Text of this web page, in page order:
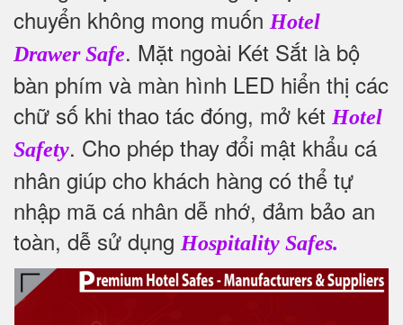
chuyển không mong muốn Hotel
Drawer Safe. Mặt ngoài Két Sắt là bộ
bàn phím và màn hình LED hiển thị các
chữ số khi thao tác đóng, mở két Hotel
Safety. Cho phép thay đổi mật khẩu cá
nhân giúp cho khách hàng có thể tự
nhập mã cá nhân dễ nhớ, đảm bảo an
toàn, dễ sử dụng Hospitality Safes.